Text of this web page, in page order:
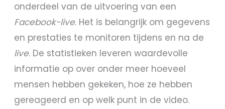
onderdeel van de uitvoering van een
Facebook-live. Het is belangrijk om gegevens
en prestaties te monitoren tijdens en na de
live. De statistieken leveren waardevolle
informatie op over onder meer hoeveel
mensen hebben gekeken, hoe ze hebben
gereageerd en op welk punt in de video.